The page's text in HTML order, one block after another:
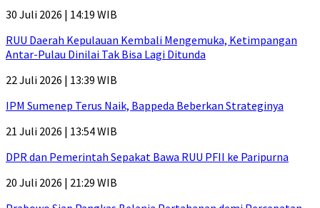
30 Juli 2026 | 14:19 WIB
RUU Daerah Kepulauan Kembali Mengemuka, Ketimpangan
Antar-Pulau Dinilai Tak Bisa Lagi Ditunda
22 Juli 2026 | 13:39 WIB
IPM Sumenep Terus Naik, Bappeda Beberkan Strateginya
21 Juli 2026 | 13:54 WIB
DPR dan Pemerintah Sepakat Bawa RUU PFII ke Paripurna
20 Juli 2026 | 21:29 WIB